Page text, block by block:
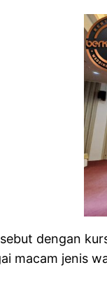
dengan
macam jenis